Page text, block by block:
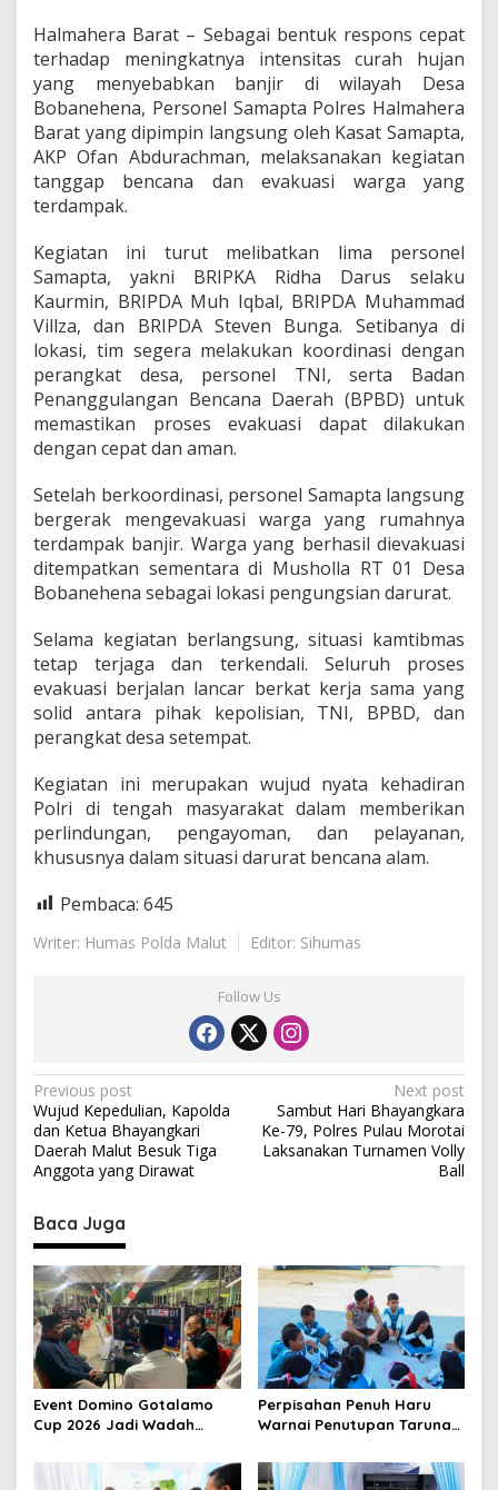
m
a
h
e
r
a
a
L
a
k
u
a
n
E
v
a
k
a
s
i
W
a
r
T
r
m
a
k
B
a
n
d
s
a
b
n
Halmahera Barat – Sebagai bentuk respons cepat
terhadap meningkatnya intensitas curah hujan
yang menyebabkan banjir di wilayah Desa
Bobanehena, Personel Samapta Polres Halmahera
Barat yang dipimpin langsung oleh Kasat Samapta,
AKP Ofan Abdurachman, melaksanakan kegiatan
tanggap bencana dan evakuasi warga yang
terdampak.
Kegiatan ini turut melibatkan lima personel
Samapta, yakni BRIPKA Ridha Darus selaku
Kaurmin, BRIPDA Muh Iqbal, BRIPDA Muhammad
Villza, dan BRIPDA Steven Bunga. Setibanya di
lokasi, tim segera melakukan koordinasi dengan
perangkat desa, personel TNI, serta Badan
Penanggulangan Bencana Daerah (BPBD) untuk
memastikan proses evakuasi dapat dilakukan
dengan cepat dan aman.
Setelah berkoordinasi, personel Samapta langsung
bergerak mengevakuasi warga yang rumahnya
terdampak banjir. Warga yang berhasil dievakuasi
ditempatkan sementara di Musholla RT 01 Desa
Bobanehena sebagai lokasi pengungsian darurat.
Selama kegiatan berlangsung, situasi kamtibmas
tetap terjaga dan terkendali. Seluruh proses
evakuasi berjalan lancar berkat kerja sama yang
solid antara pihak kepolisian, TNI, BPBD, dan
perangkat desa setempat.
Kegiatan ini merupakan wujud nyata kehadiran
Polri di tengah masyarakat dalam memberikan
perlindungan, pengayoman, dan pelayanan,
khususnya dalam situasi darurat bencana alam.
Pembaca: 645
Writer: Humas Polda Malut Editor: Sihumas
Follow Us
P
o
s
n
a
v
i
g
a
t
i
o
Previous post
Wujud Kepedulian, Kapolda
dan Ketua Bhayangkari
Daerah Malut Besuk Tiga
Anggota yang Dirawat
Next post
Sambut Hari Bhayangkara
Ke-79, Polres Pulau Morotai
Laksanakan Turnamen Volly
Ball
Baca Juga
Event Domino Gotalamo
Cup 2026 Jadi Wadah
Kebersamaan Masyarakat
Perpisahan Penuh Haru
Warnai Penutupan Taruna
Kepulauan